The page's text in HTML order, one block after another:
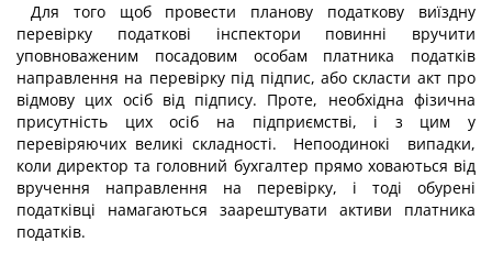
Для того щоб провести планову податкову виїздну
перевірку податкові інспектори повинні вручити
уповноваженим посадовим особам платника податків
направлення на перевірку під підпис, або скласти акт про
відмову цих осіб від підпису. Проте, необхідна фізична
присутність цих осіб на підприємстві, і з цим у
перевіряючих великі складності. Непоодинокі випадки,
коли директор та головний бухгалтер прямо ховаються від
вручення направлення на перевірку, і тоді обурені
податківці намагаються заарештувати активи платника
податків.